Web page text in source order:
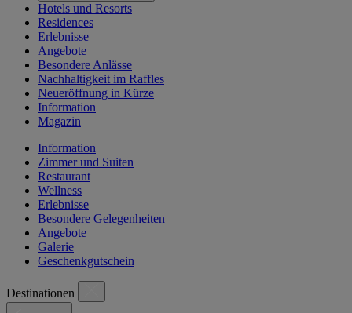
Hotels und Resorts
Residences
Erlebnisse
Angebote
Besondere Anlässe
Nachhaltigkeit im Raffles
Neueröffnung in Kürze
Information
Magazin
Information
Zimmer und Suiten
Restaurant
Wellness
Erlebnisse
Besondere Gelegenheiten
Angebote
Galerie
Geschenkgutschein
Destinationen